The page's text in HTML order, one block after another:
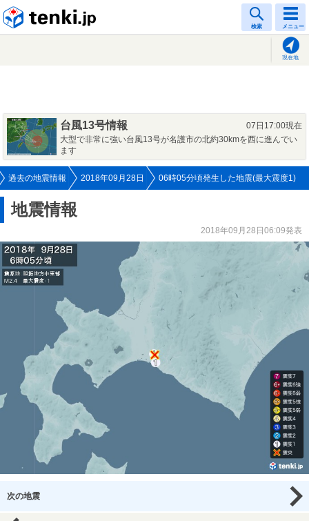
検索 メニュー
現在地
台風13号情報
07日17:00現在
大型で非常に強い台風13号が名護市の北約30kmを西に進んでい
ます
過去の地震情報 2018年09月28日 06時05分頃発生した地震(最大震度1)
地震情報
2018年09月28日06:09発表
次の地震